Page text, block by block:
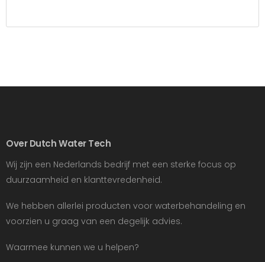
Over Dutch Water Tech
Wij zijn een Nederlands bedrijf met een sterke focus op
duurzaamheid en klanttevredenheid.
We hebben allerlei producten voor waterbehandeling en
voorzien u graag van een degelijk advies.
Waarmee kunnen we u helpen?